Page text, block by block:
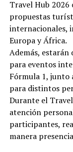
Travel Hub 2026
propuestas
internacionales,
Europa y África.
Además, estarán
para eventos
Fórmula 1, junto
para distintos
Durante el
atención
participantes,
manera